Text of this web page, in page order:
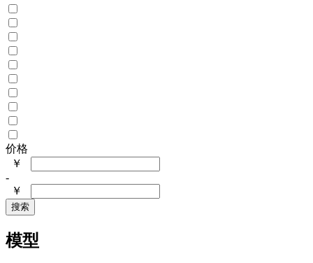
价格
￥
-
￥
搜索
模型